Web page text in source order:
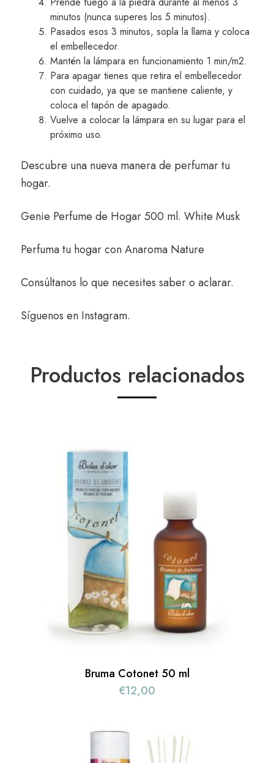
minutos (nunca superes los 5 minutos).
Pasados esos 3 minutos, sopla la llama y coloca
el embellecedor.
Mantén la lámpara en funcionamiento 1 min/m2.
Para apagar tienes que retira el embellecedor
con cuidado, ya que se mantiene caliente, y
coloca el tapón de apagado.
Vuelve a colocar la lámpara en su lugar para el
próximo uso.
Descubre una nueva manera de perfumar tu
hogar.
Genie Perfume de Hogar 500 ml. White Musk
Perfuma tu hogar conAnaroma Nature
Consúltanos lo que necesites saber o aclarar.
Síguenos en Instagram.
Productos relacionados
Bruma Cotonet 50 ml
€12,00